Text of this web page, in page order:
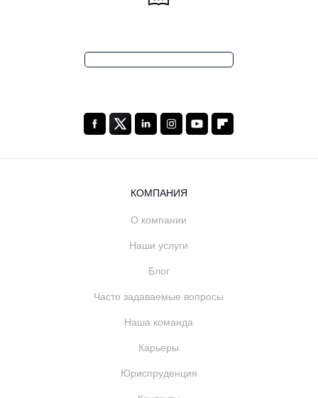
КОМПАНИЯ
О компании
Наши услуги
Блог
Часто задаваемые вопросы
Наша команда
Карьеры
Юриспруденция